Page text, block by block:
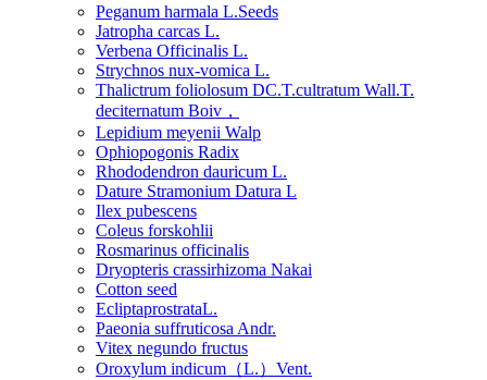
Peganum harmala L.Seeds
Jatropha carcas L.
Verbena Officinalis L.
Strychnos nux-vomica L.
Thalictrum foliolosum DC.T.cultratum Wall.T.
deciternatum Boiv，
Lepidium meyenii Walp
Ophiopogonis Radix
Rhododendron dauricum L.
Dature Stramonium Datura L
Ilex pubescens
Coleus forskohlii
Rosmarinus officinalis
Dryopteris crassirhizoma Nakai
Cotton seed
EcliptaprostrataL.
Paeonia suffruticosa Andr.
Vitex negundo fructus
Oroxylum indicum（L.）Vent.